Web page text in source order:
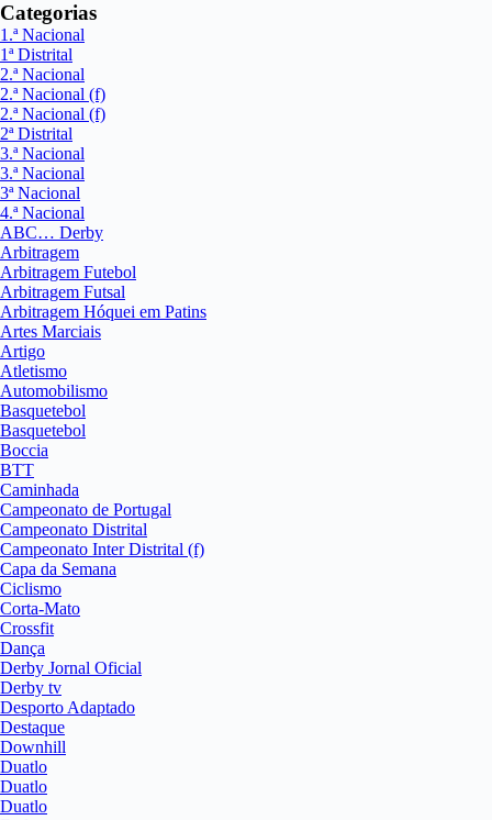
Categorias
1.ª Nacional
1ª Distrital
2.ª Nacional
2.ª Nacional (f)
2.ª Nacional (f)
2ª Distrital
3.ª Nacional
3.ª Nacional
3ª Nacional
4.ª Nacional
ABC… Derby
Arbitragem
Arbitragem Futebol
Arbitragem Futsal
Arbitragem Hóquei em Patins
Artes Marciais
Artigo
Atletismo
Automobilismo
Basquetebol
Basquetebol
Boccia
BTT
Caminhada
Campeonato de Portugal
Campeonato Distrital
Campeonato Inter Distrital (f)
Capa da Semana
Ciclismo
Corta-Mato
Crossfit
Dança
Derby Jornal Oficial
Derby tv
Desporto Adaptado
Destaque
Downhill
Duatlo
Duatlo
Duatlo